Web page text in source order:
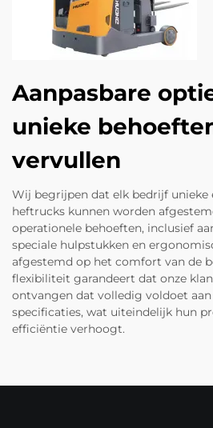
Aanpasbare
unieke
vervullen
Wij begrijpen dat elk bedrijf unieke
heftrucks kunnen worden
operationele behoeften, inclusief
speciale hulpstukken en
afgestemd op het comfort van de
flexibiliteit garandeert dat onze
ontvangen dat volledig voldoet
specificaties, wat uiteindelijk hun
efficiëntie verhoogt.